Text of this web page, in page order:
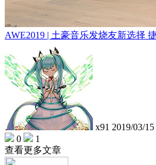
AWE2019 | 土豪音乐发烧友新选择
x91 2019/03/15
0
1
查看更多文章